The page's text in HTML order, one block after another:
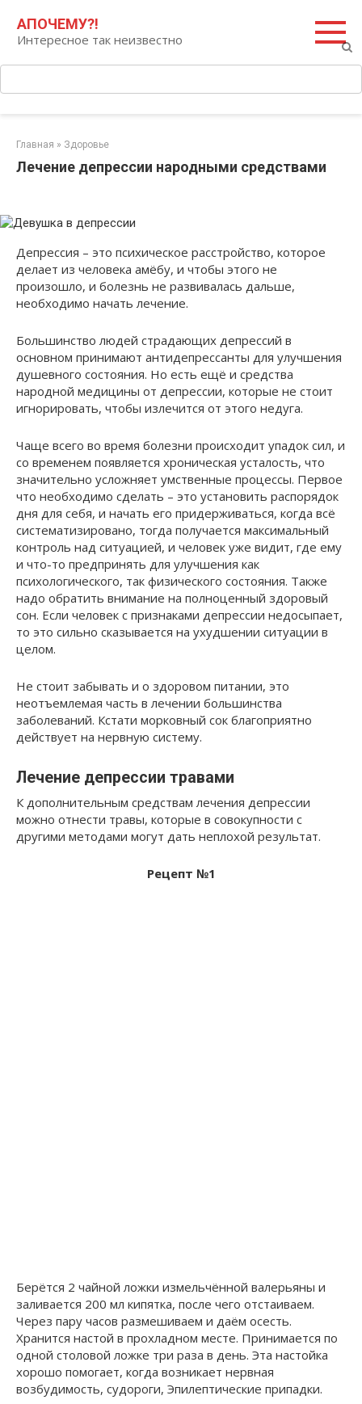
контенту
АПОЧЕМУ?!
Интересное так неизвестно
Главная » Здоровье
Лечение депрессии народными средствами
Депрессия – это психическое расстройство, которое
делает из человека амёбу, и чтобы этого не
произошло, и болезнь не развивалась дальше,
необходимо начать лечение.
Большинство людей страдающих депрессий в
основном принимают антидепрессанты для улучшения
душевного состояния. Но есть ещё и средства
народной медицины от депрессии, которые не стоит
игнорировать, чтобы излечится от этого недуга.
Чаще всего во время болезни происходит упадок сил, и
со временем появляется хроническая усталость, что
значительно усложняет умственные процессы. Первое
что необходимо сделать – это установить распорядок
дня для себя, и начать его придерживаться, когда всё
систематизировано, тогда получается максимальный
контроль над ситуацией, и человек уже видит, где ему
и что-то предпринять для улучшения как
психологического, так физического состояния. Также
надо обратить внимание на полноценный здоровый
сон. Если человек с признаками депрессии недосыпает,
то это сильно сказывается на ухудшении ситуации в
целом.
Не стоит забывать и о здоровом питании, это
неотъемлемая часть в лечении большинства
заболеваний. Кстати морковный сок благоприятно
действует на нервную систему.
Лечение депрессии травами
К дополнительным средствам лечения депрессии
можно отнести травы, которые в совокупности с
другими методами могут дать неплохой результат.
Рецепт №1
Берётся 2 чайной ложки измельчённой валерьяны и
заливается 200 мл кипятка, после чего отстаиваем.
Через пару часов размешиваем и даём осесть.
Хранится настой в прохладном месте. Принимается по
одной столовой ложке три раза в день. Эта настойка
хорошо помогает, когда возникает нервная
возбудимость, судороги, Эпилептические припадки.